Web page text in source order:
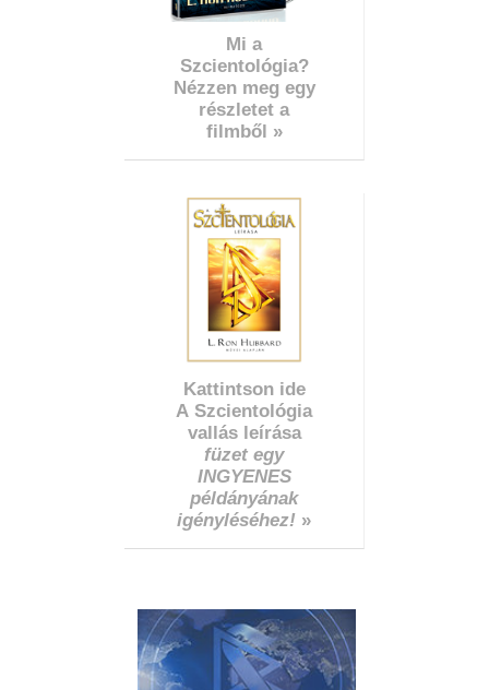
Mi a
Szcientológia?
Nézzen meg egy
részletet a
filmből »
Kattintson ide
A Szcientológia
vallás leírása
füzet egy
INGYENES
példányának
igényléséhez! »